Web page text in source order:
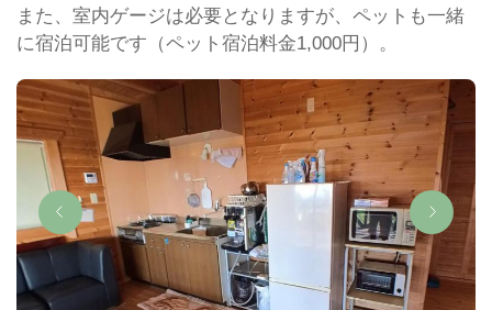
また、室内ゲージは必要となりますが、ペットも一緒
に宿泊可能です（ペット宿泊料金1,000円）。